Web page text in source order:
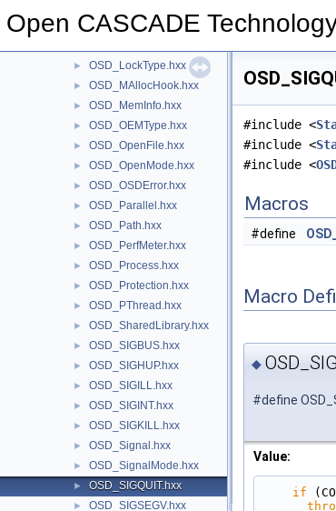
Open CASCADE
► OSD_LoadMode.hxx
► OSD_LockType.hxx
► OSD_MAllocHook.hxx
► OSD_MemInfo.hxx
► OSD_OEMType.hxx
► OSD_OpenFile.hxx
► OSD_OpenMode.hxx
► OSD_OSDError.hxx
► OSD_Parallel.hxx
► OSD_Path.hxx
► OSD_PerfMeter.hxx
► OSD_Process.hxx
► OSD_Protection.hxx
► OSD_PThread.hxx
► OSD_SharedLibrary.hxx
► OSD_SIGBUS.hxx
► OSD_SIGHUP.hxx
► OSD_SIGILL.hxx
► OSD_SIGINT.hxx
► OSD_SIGKILL.hxx
► OSD_Signal.hxx
► OSD_SignalMode.hxx
► OSD_SIGQUIT.hxx
► OSD_SIGSEGV.hxx
#include <
#include <
#include <
Macros
#define
Macro
◆
#define
Value:
if